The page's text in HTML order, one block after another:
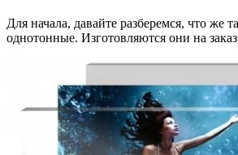
Для начала, давайте разберемся, что
однотонные. Изготовляются они на